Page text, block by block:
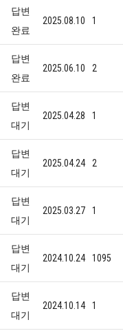
답변
완료
2025.08.10 1
답변
완료
2025.06.10 2
답변
대기
2025.04.28 1
답변
대기
2025.04.24 2
답변
대기
2025.03.27 1
답변
대기
2024.10.24 1095
답변
대기
2024.10.14 1